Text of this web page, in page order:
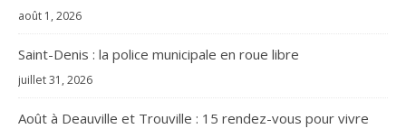
août 1, 2026
Saint-Denis : la police municipale en roue libre
juillet 31, 2026
Août à Deauville et Trouville : 15 rendez-vous pour vivre